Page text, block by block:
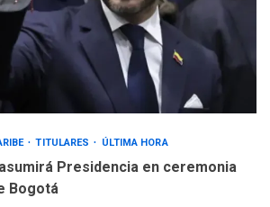
TITULARES ÚLTIMA HORA
Presidencia en ceremonia
Bogotá